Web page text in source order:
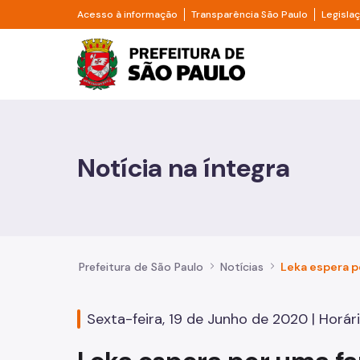
Pular para o Conteúdo principal
Acesso à informação Divisor de acesso à informação
Transparência São Paulo Divisor
Prefeitura de São
Casa e Moradia
Educação
Notícia na íntegra
Prefeitura de São Paulo Notícias
Sexta-feira, 19 de Junho de 2020 |